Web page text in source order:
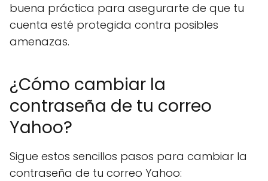
buena práctica para asegurarte de que tu
cuenta esté protegida contra posibles
amenazas.
¿Cómo cambiar la
contraseña de tu correo
Yahoo?
Sigue estos sencillos pasos para cambiar la
contraseña de tu correo Yahoo: